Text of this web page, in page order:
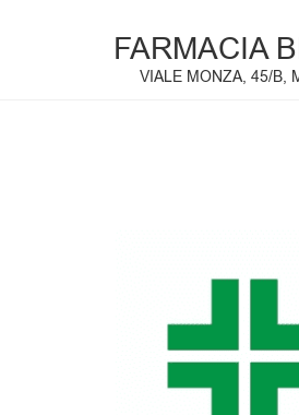
FARMACIA
VIALE MONZA, 45/B,